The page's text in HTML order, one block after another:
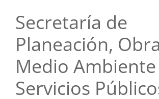
Secretaría de
Planeación,
Medio
Servicios